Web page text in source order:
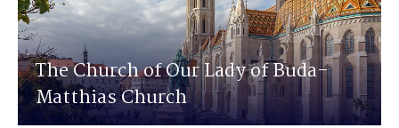
The Church of Our Lady of Buda-
Matthias Church